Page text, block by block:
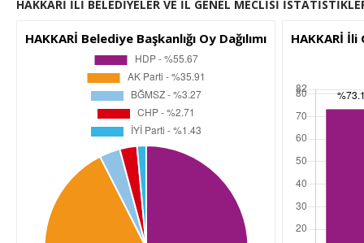
HAKKARİ İLİ BELEDİYELER VE İL GENEL MECLİSİ
HAKKARİ Belediye Başkanlığı Oy Dağılımı HAKKARİ İli